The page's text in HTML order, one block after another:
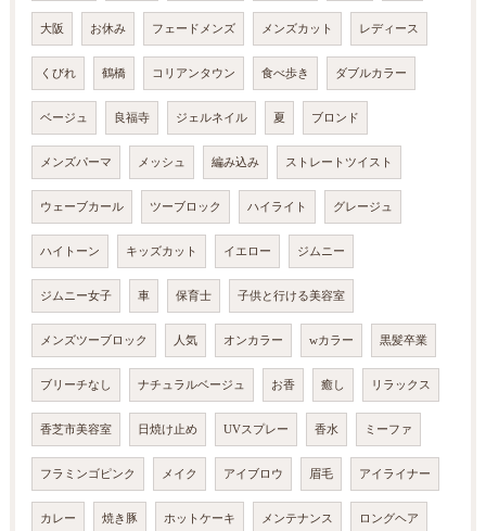
大阪 お休み フェードメンズ メンズカット レディース
くびれ 鶴橋 コリアンタウン 食べ歩き ダブルカラー
ベージュ 良福寺 ジェルネイル 夏 ブロンド
メンズパーマ メッシュ 編み込み ストレートツイスト
ウェーブカール ツーブロック ハイライト グレージュ
ハイトーン キッズカット イエロー ジムニー
ジムニー女子 車 保育士 子供と行ける美容室
メンズツーブロック 人気 オンカラー wカラー 黒髪卒業
ブリーチなし ナチュラルベージュ お香 癒し リラックス
香芝市美容室 日焼け止め UVスプレー 香水 ミーファ
フラミンゴピンク メイク アイブロウ 眉毛 アイライナー
カレー 焼き豚 ホットケーキ メンテナンス ロングヘア